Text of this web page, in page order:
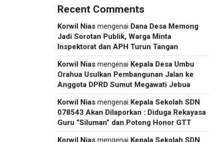
Recent Comments
Korwil Nias mengenai Dana Desa Memong
Jadi Sorotan Publik, Warga Minta
Inspektorat dan APH Turun Tangan
Korwil Nias mengenai Kepala Desa Umbu
Orahua Usulkan Pembangunan Jalan ke
Anggota DPRD Sumut Megawati Jebua
Korwil Nias mengenai Kepala Sekolah SDN
078543 Akan Dilaporkan : Diduga Rekayasa
Guru “Siluman” dan Potong Honor GTT
Korwil Nias mengenai Kepala Sekolah SDN